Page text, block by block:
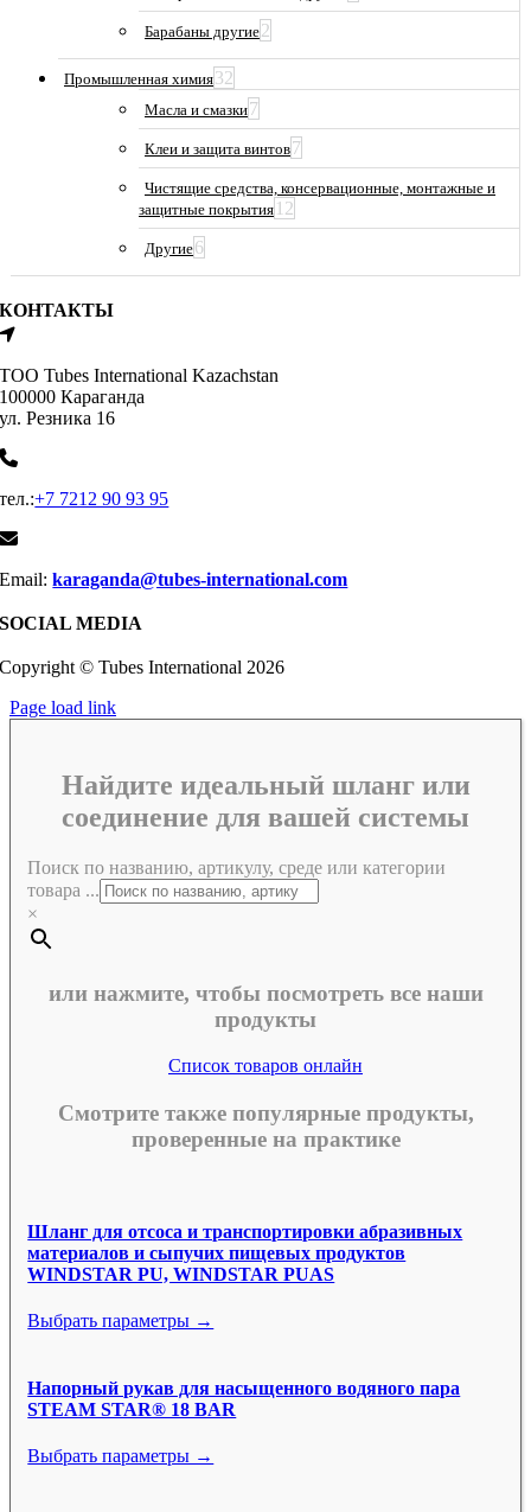
Барабаны другие2
Промышленная химия32
Масла и смазки7
Клеи и защита винтов7
Чистящие средства, консервационные, монтажные и
защитные покрытия 12
Другие6
КОНТАКТЫ
ТОО Tubes International Kazachstan
100000 Караганда
ул. Резника 16
тел.:+7 7212 90 93 95
Email:karaganda@tubes-international.com
SOCIAL MEDIA
Copyright © Tubes International 2026
Page load link
Найдите идеальный шланг или
соединение для вашей системы
Поиск по названию, артикулу, среде или категории
товара ...
×
или нажмите, чтобы посмотреть все наши
продукты
Список товаров онлайн
Смотрите также популярные продукты,
проверенные на практике
Шланг для отсоса и транспортировки абразивных
материалов и сыпучих пищевых продуктов
WINDSTAR PU, WINDSTAR PUAS
Выбрать параметры →
Напорный рукав для насыщенного водяного пара
STEAM STAR® 18 BAR
Выбрать параметры →